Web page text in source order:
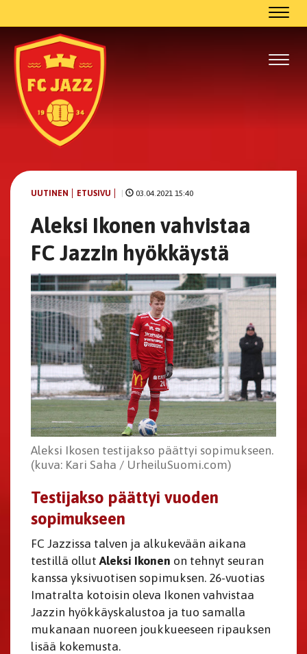
UUTINEN ETUSIVU 03.04.2021 15:40
Aleksi Ikonen vahvistaa
FC Jazzin hyökkäystä
Aleksi Ikosen testijakso päättyi sopimukseen.
(kuva: Kari Saha / UrheiluSuomi.com)
Testijakso päättyi vuoden
sopimukseen
FC Jazzissa talven ja alkukevään aikana
testillä ollut Aleksi Ikonen on tehnyt seuran
kanssa yksivuotisen sopimuksen. 26-vuotias
Imatralta kotoisin oleva Ikonen vahvistaa
Jazzin hyökkäyskalustoa ja tuo samalla
mukanaan nuoreen joukkueeseen ripauksen
lisää kokemusta.